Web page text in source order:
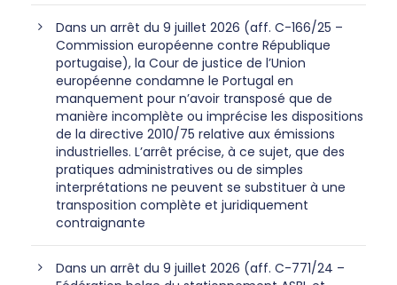
Dans un arrêt du 9 juillet 2026 (aff. C-166/25 –
Commission européenne contre République
portugaise), la Cour de justice de l’Union
européenne condamne le Portugal en
manquement pour n’avoir transposé que de
manière incomplète ou imprécise les dispositions
de la directive 2010/75 relative aux émissions
industrielles. L’arrêt précise, à ce sujet, que des
pratiques administratives ou de simples
interprétations ne peuvent se substituer à une
transposition complète et juridiquement
contraignante
Dans un arrêt du 9 juillet 2026 (aff. C-771/24 –